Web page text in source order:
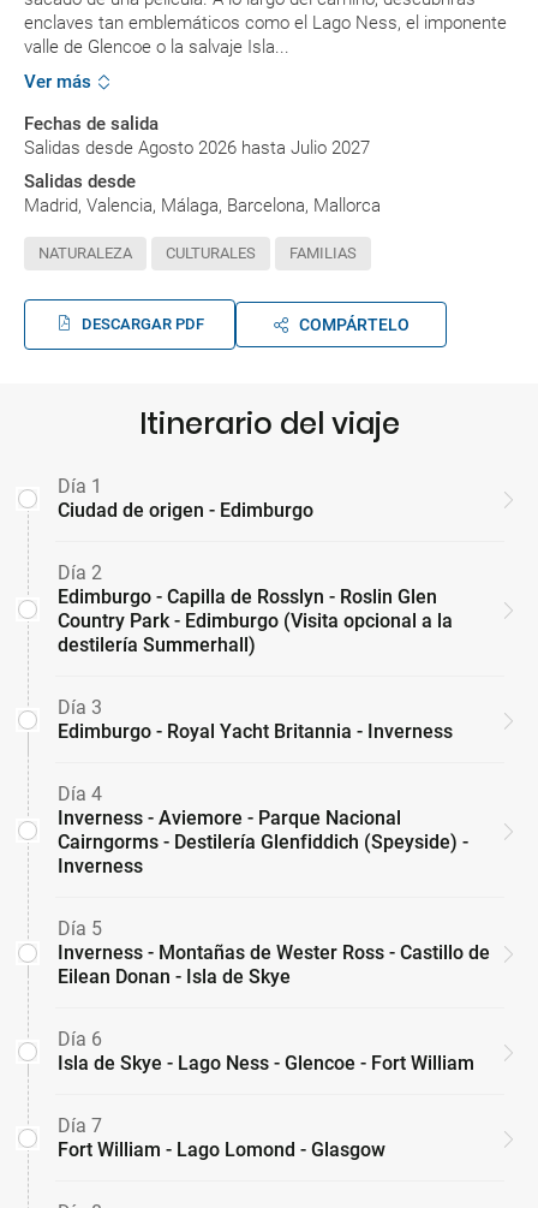
enclaves tan emblemáticos como el Lago Ness, el imponente
valle de Glencoe o la salvaje Isla...
Ver más
Fechas de salida
Salidas desde Agosto 2026 hasta Julio 2027
Salidas desde
Madrid, Valencia, Málaga, Barcelona, Mallorca
NATURALEZA CULTURALES FAMILIAS
DESCARGAR PDF COMPÁRTELO
Itinerario del viaje
Día 1
Ciudad de origen - Edimburgo
Día 2
Edimburgo - Capilla de Rosslyn - Roslin Glen
Country Park - Edimburgo (Visita opcional a la
destilería Summerhall)
Día 3
Edimburgo - Royal Yacht Britannia - Inverness
Día 4
Inverness - Aviemore - Parque Nacional
Cairngorms - Destilería Glenfiddich (Speyside) -
Inverness
Día 5
Inverness - Montañas de Wester Ross - Castillo de
Eilean Donan - Isla de Skye
Día 6
Isla de Skye - Lago Ness - Glencoe - Fort William
Día 7
Fort William - Lago Lomond - Glasgow